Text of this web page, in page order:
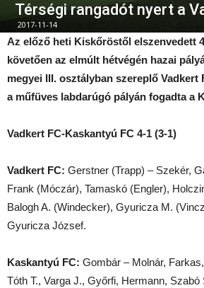
Térségi rangadót nyert a
2017-11-14
Az előző heti Kiskőröstől elszenvedett
követően az elmúlt hétvégén hazai
megyei III. osztályban szereplő Vadkert
a műfüves labdarúgó pályán fogadta a
Vadkert FC-Kaskantyú FC 4-1 (3-1)
Vadkert FC: Gerstner (Trapp) – Szekér,
Frank (Móczár), Tamaskó (Engler),
Balogh A. (Windecker), Gyuricza M.
Gyuricza József.
Kaskantyú FC: Gombár – Molnár,
Tóth T., Varga J., Győrfi, Hermann,